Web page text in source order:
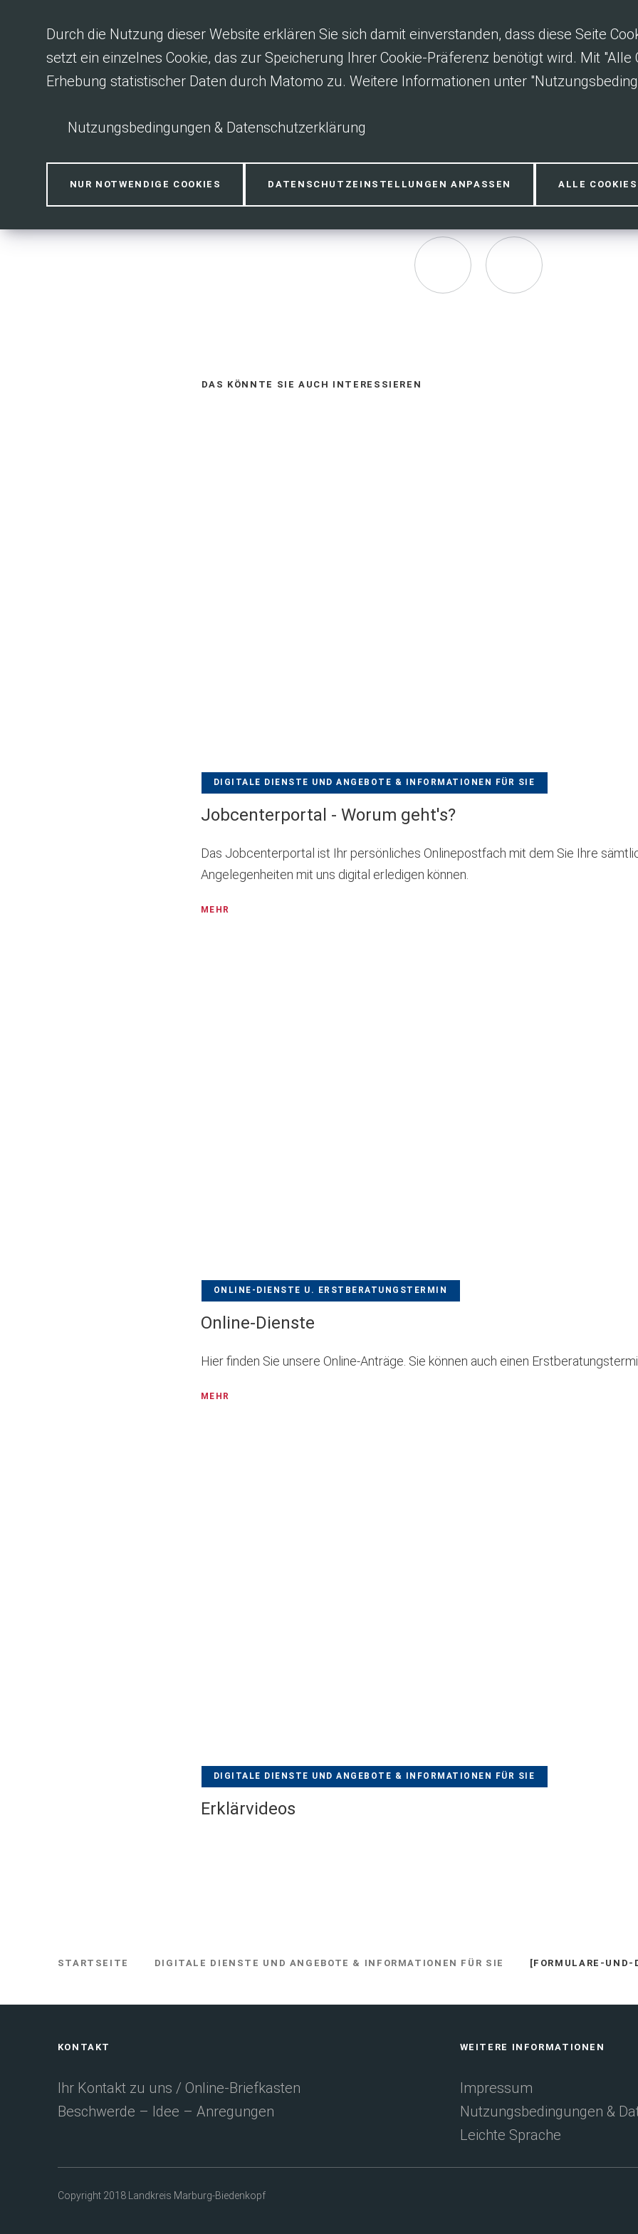
Durch die Nutzung dieser Website erklären Sie sich damit einverstanden, dass diese Seite
setzt ein einzelnes Cookie, das zur Speicherung Ihrer Cookie-Präferenz benötigt wird. Mit
Erhebung statistischer Daten durch Matomo zu. Weitere Informationen unter
Nutzungsbedingungen & Datenschutzerklärung
NUR NOTWENDIGE COOKIES DATENSCHUTZEINSTELLUNGEN ANPASSEN ALLE
Vielen Dank fürs Teilen
Seite
Facebook
Seite
DAS KÖNNTE SIE AUCH INTERESSIEREN
DIGITALE DIENSTE UND ANGEBOTE & INFORMATIONEN FÜR SIE
Jobcenterportal - Worum geht's?
Das Jobcenterportal ist Ihr persönliches Onlinepostfach mit dem Sie Ihre
Angelegenheiten mit uns digital erledigen können.
MEHR
ONLINE-DIENSTE U. ERSTBERATUNGSTERMIN
Online-Dienste
Hier finden Sie unsere Online-Anträge. Sie können auch einen
MEHR
DIGITALE DIENSTE UND ANGEBOTE & INFORMATIONEN FÜR SIE
Erklärvideos
SIE
STARTSEITE DIGITALE DIENSTE UND ANGEBOTE & INFORMATIONEN FÜR SIE [FORMULARE-UND-
Fußbereich
KONTAKT
Ihr Kontakt zu uns / Online-Briefkasten
Beschwerde – Idee – Anregungen
WEITERE INFORMATIONEN
Impressum
Nutzungsbedingungen &
Leichte Sprache
Copyright 2018 Landkreis Marburg-Biedenkopf